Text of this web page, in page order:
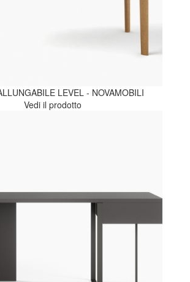
LEVEL - NOVAMOBILI
Vedi il prodotto